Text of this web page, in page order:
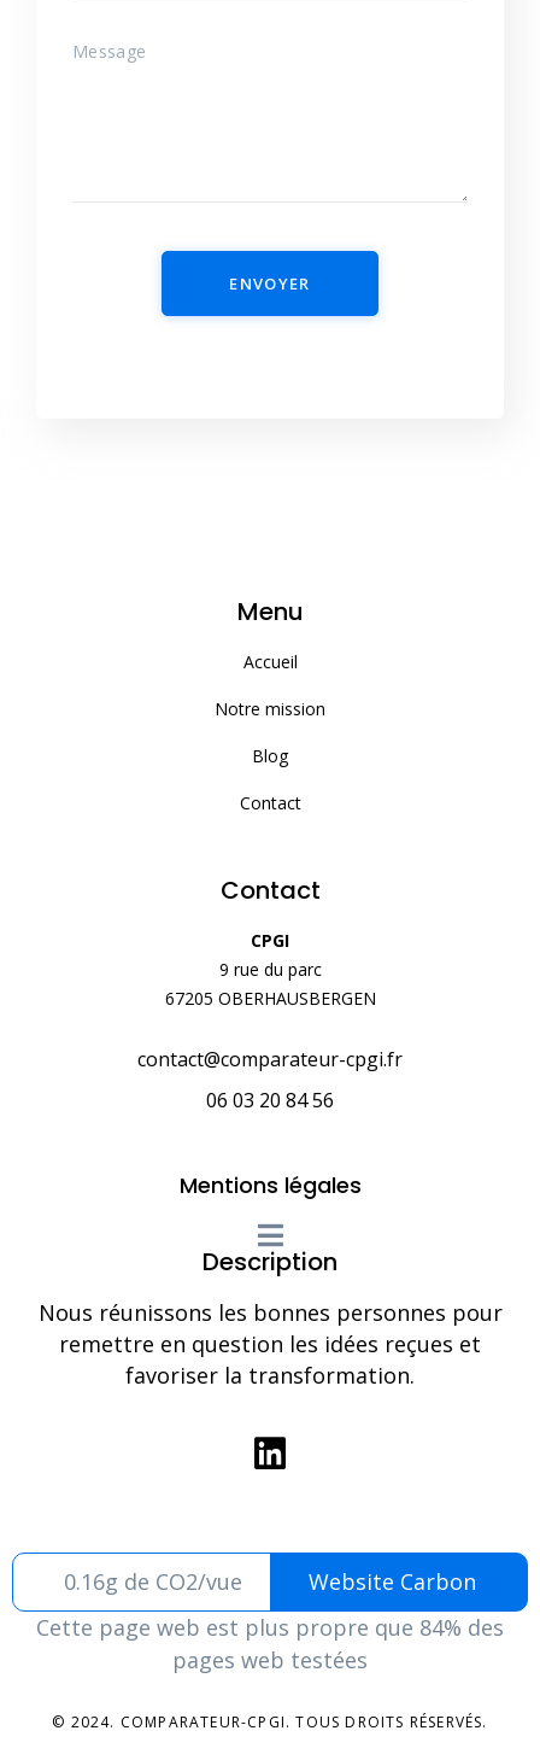
ENVOYER
Menu
Accueil
Notre mission
Blog
Contact
Contact
CPGI
9 rue du parc
67205 OBERHAUSBERGEN
contact@comparateur-cpgi.fr
06 03 20 84 56
Mentions légales
Description
Nous réunissons les bonnes personnes pour
remettre en question les idées reçues et
favoriser la transformation.
0.16g de CO2/vue
Website Carbon
Cette page web est plus propre que 84% des
pages web testées
© 2024. COMPARATEUR-CPGI. TOUS DROITS RÉSERVÉS.